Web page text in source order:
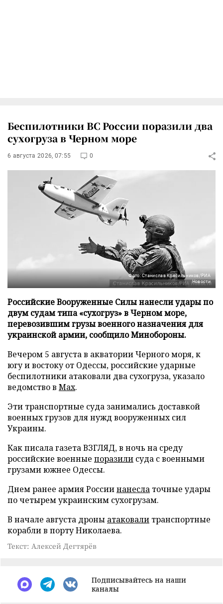
Беспилотники ВС России поразили два
сухогруза в Черном море
6 августа 2026, 07:55 0
Фото: Станислав Красильников/РИА
Новости
Российские Вооруженные Силы нанесли удары по
двум судам типа «сухогруз» в Черном море,
перевозившим грузы военного назначения для
украинской армии, сообщило Минобороны.
Вечером 5 августа в акватории Черного моря, к
югу и востоку от Одессы, российские ударные
беспилотники атаковали два сухогруза, указало
ведомство в Max.
Эти транспортные суда занимались доставкой
военных грузов для нужд вооруженных сил
Украины.
Как писала газета ВЗГЛЯД, в ночь на среду
российские военные поразили суда с военными
грузами южнее Одессы.
Днем ранее армия Россиинанесла точные удары
по четырем украинским сухогрузам.
В начале августа дроны атаковали транспортные
корабли в порту Николаева.
Текст: Алексей Дегтярёв
Подписывайтесь на наши
каналы